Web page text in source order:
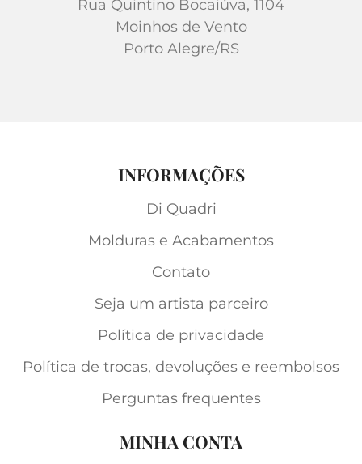
Rua Quintino Bocaiúva, 1104
Moinhos de Vento
Porto Alegre/RS
INFORMAÇÕES
Di Quadri
Molduras e Acabamentos
Contato
Seja um artista parceiro
Política de privacidade
Política de trocas, devoluções e reembolsos
Perguntas frequentes
MINHA CONTA